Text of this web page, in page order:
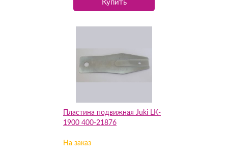
Купить
Пластина подвижная Juki LK-
1900 400-21876
На заказ